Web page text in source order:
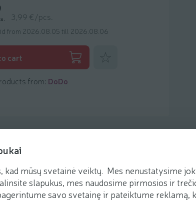
kad mūsų svetainė veiktų. Mes nenustatysime
slapukus, mes naudosime pirmosios ir
savo svetainę ir pateiktume reklamą,
3,99 €/pcs.
from 2026.08.05 till 2026.08.06
cart
from: DoDo